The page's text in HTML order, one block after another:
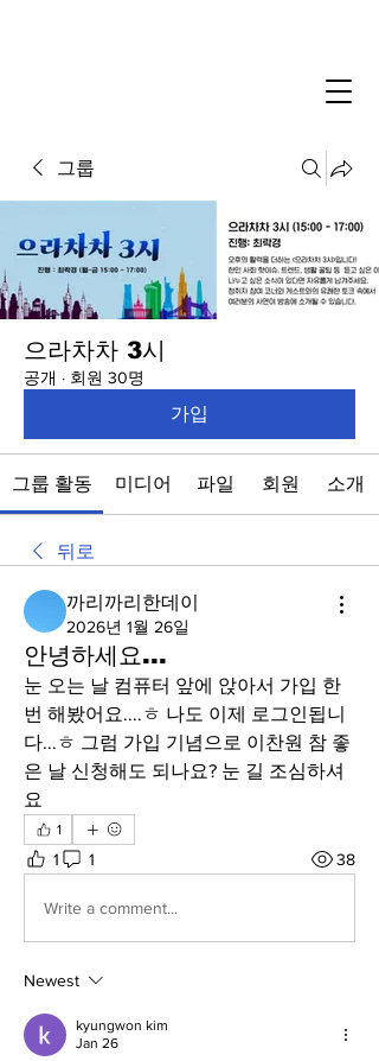
그룹
으라차차 3시
공개 · 회원 30명
가입
그룹 활동 미디어 파일 회원 소개
뒤로
까리까리한데이
2026년 1월 26일
안녕하세요...
눈 오는 날 컴퓨터 앞에 앉아서 가입 한
번 해봤어요....ㅎ 나도 이제 로그인됩니
다...ㅎ 그럼 가입 기념으로 이찬원 참 좋
은 날 신청해도 되나요? 눈 길 조심하셔
요
1
1 1 38
Write a comment...
Newest
kyungwon kim
Jan 26